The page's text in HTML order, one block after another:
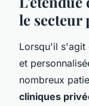
le secteur
Lorsqu'il s'agit
et
nombreux
cliniques